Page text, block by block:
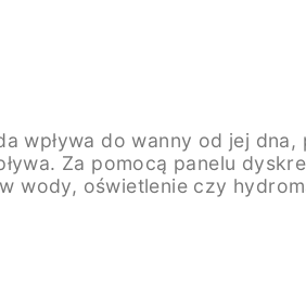
wpływa do wanny od jej
Za pomocą panelu
wody, oświetlenie czy